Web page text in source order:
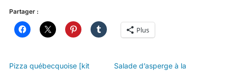
Partager :
Plus
Pizza québecquoise [kit
Salade d’asperge à la